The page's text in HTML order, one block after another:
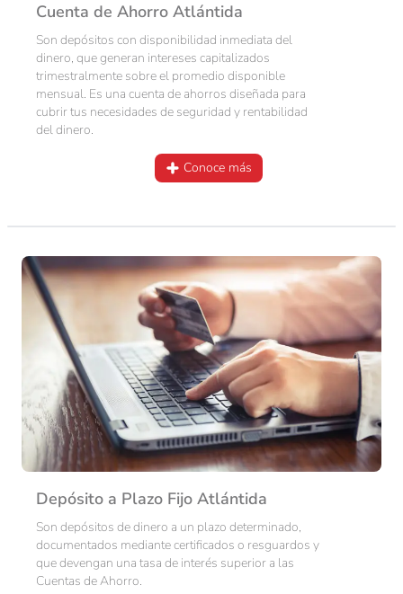
Cuenta de Ahorro Atlántida
Son depósitos con disponibilidad inmediata del
dinero, que generan intereses capitalizados
trimestralmente sobre el promedio disponible
mensual. Es una cuenta de ahorros diseñada para
cubrir tus necesidades de seguridad y rentabilidad
del dinero.
Conoce más
Depósito a Plazo Fijo Atlántida
Son depósitos de dinero a un plazo determinado,
documentados mediante certificados o resguardos y
que devengan una tasa de interés superior a las
Cuentas de Ahorro.